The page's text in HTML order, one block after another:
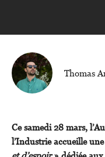
Thomas
Ce samedi 28 mars,
l’Industrie accueille